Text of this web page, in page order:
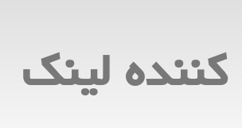
كننده لینك